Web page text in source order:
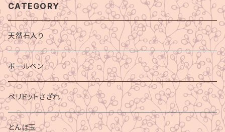
CATEGORY
天然石入り
ボールペン
ペリドットさざれ
とんぼ玉